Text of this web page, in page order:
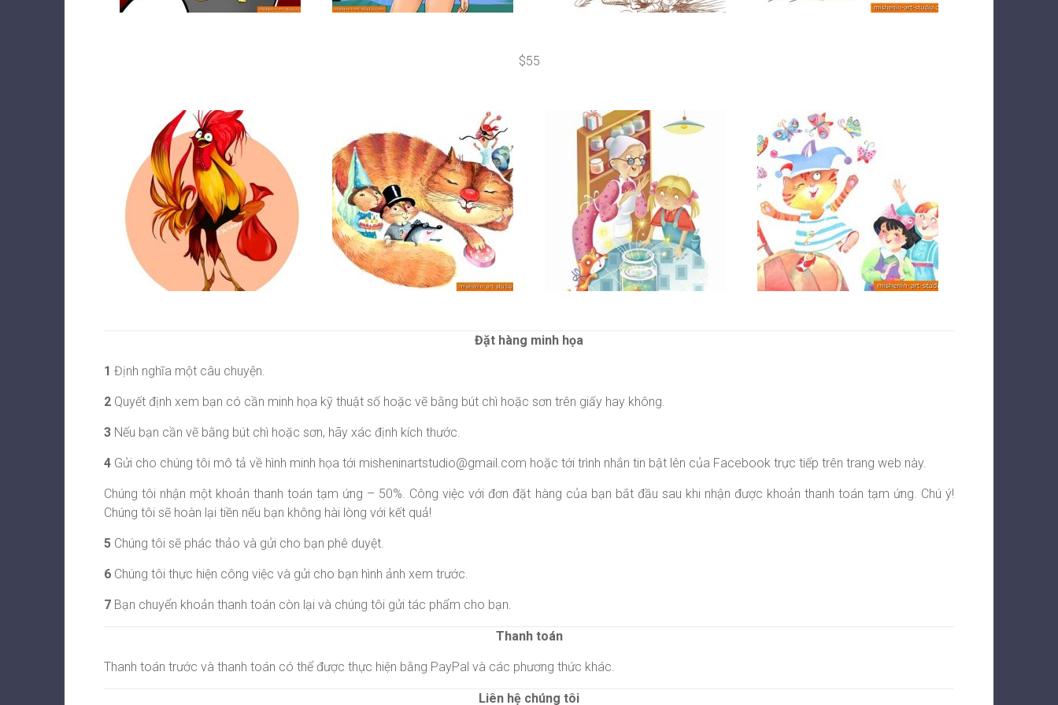
$55
Đặt hàng minh họa
1 Định nghĩa một câu chuyện.
2 Quyết định xem bạn có cần minh họa kỹ thuật số hoặc vẽ bằng bút chì hoặc sơn trên giấy hay không.
3 Nếu bạn cần vẽ bằng bút chì hoặc sơn, hãy xác định kích thước.
4 Gửi cho chúng tôi mô tả về hình minh họa tới misheninartstudio@gmail.com hoặc tới trình nhắn tin bật lên của Facebook trực tiếp trên trang web này.
Chúng tôi nhận một khoản thanh toán tạm ứng – 50%. Công việc với đơn đặt hàng của bạn bắt đầu sau khi nhận được khoản thanh toán tạm ứng. Chú ý!
Chúng tôi sẽ hoàn lại tiền nếu bạn không hài lòng với kết quả!
5 Chúng tôi sẽ phác thảo và gửi cho bạn phê duyệt.
6 Chúng tôi thực hiện công việc và gửi cho bạn hình ảnh xem trước.
7 Bạn chuyển khoản thanh toán còn lại và chúng tôi gửi tác phẩm cho bạn.
Thanh toán
Thanh toán trước và thanh toán có thể được thực hiện bằng PayPal và các phương thức khác.
Liên hệ chúng tôi